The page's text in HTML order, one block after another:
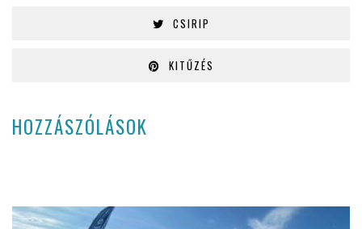
CSIRIP
KITŰZÉS
HOZZÁSZÓLÁSOK